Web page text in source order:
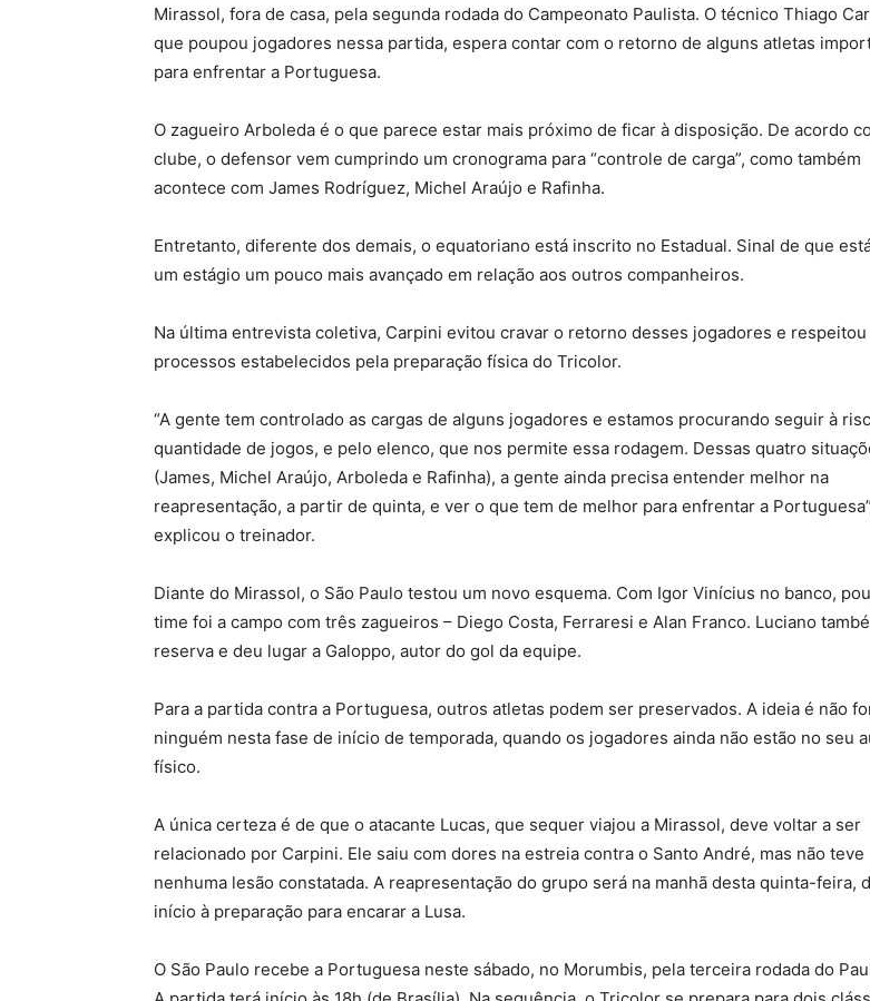
Mirassol, fora de casa, pela segunda rodada do Campeonato Paulista. O técnico Thiago
que poupou jogadores nessa partida, espera contar com o retorno de alguns atletas
para enfrentar a Portuguesa.
O zagueiro Arboleda é o que parece estar mais próximo de ficar à disposição. De acordo
clube, o defensor vem cumprindo um cronograma para “controle de carga”, como também
acontece com James Rodríguez, Michel Araújo e Rafinha.
Entretanto, diferente dos demais, o equatoriano está inscrito no Estadual. Sinal de que
um estágio um pouco mais avançado em relação aos outros companheiros.
Na última entrevista coletiva, Carpini evitou cravar o retorno desses jogadores e respeitou
processos estabelecidos pela preparação física do Tricolor.
“A gente tem controlado as cargas de alguns jogadores e estamos procurando seguir à
quantidade de jogos, e pelo elenco, que nos permite essa rodagem. Dessas quatro
(James, Michel Araújo, Arboleda e Rafinha), a gente ainda precisa entender melhor na
reapresentação, a partir de quinta, e ver o que tem de melhor para enfrentar a
explicou o treinador.
Diante do Mirassol, o São Paulo testou um novo esquema. Com Igor Vinícius no banco,
time foi a campo com três zagueiros – Diego Costa, Ferraresi e Alan Franco. Luciano
reserva e deu lugar a Galoppo, autor do gol da equipe.
Para a partida contra a Portuguesa, outros atletas podem ser preservados. A ideia é não
ninguém nesta fase de início de temporada, quando os jogadores ainda não estão no seu
físico.
A única certeza é de que o atacante Lucas, que sequer viajou a Mirassol, deve voltar a ser
relacionado por Carpini. Ele saiu com dores na estreia contra o Santo André, mas não teve
nenhuma lesão constatada. A reapresentação do grupo será na manhã desta quinta-feira,
início à preparação para encarar a Lusa.
O São Paulo recebe a Portuguesa neste sábado, no Morumbis, pela terceira rodada do